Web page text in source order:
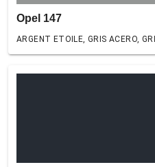
Opel 147
ARGENT ETOILE, GRIS ACERO,